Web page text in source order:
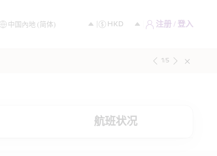
注册 / 登入
1/5
航班状况